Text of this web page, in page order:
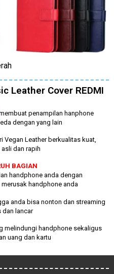
Leather Cover REDMI
penampilan hanphone
dengan yang lain
Vegan Leather berkualitas kuat,
dan rapih
BAGIAN
handphone anda dengan
handphone anda
anda bisa nonton dan streaming
dan lancar
melindungi handphone sekaligus
uang dan kartu